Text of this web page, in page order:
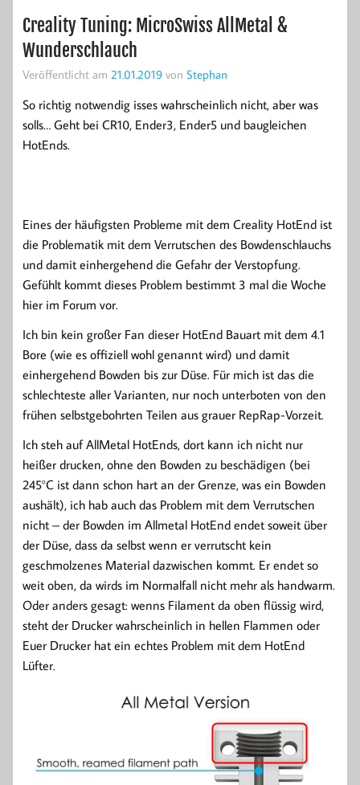
Creality Tuning: MicroSwiss AllMetal &
Wunderschlauch
Veröffentlicht am 21.01.2019 von Stephan
So richtig notwendig isses wahrscheinlich nicht, aber was
solls… Geht bei CR10, Ender3, Ender5 und baugleichen
HotEnds.
Eines der häufigsten Probleme mit dem Creality HotEnd ist
die Problematik mit dem Verrutschen des Bowdenschlauchs
und damit einhergehend die Gefahr der Verstopfung.
Gefühlt kommt dieses Problem bestimmt 3 mal die Woche
hier im Forum vor.
Ich bin kein großer Fan dieser HotEnd Bauart mit dem 4.1
Bore (wie es offiziell wohl genannt wird) und damit
einhergehend Bowden bis zur Düse. Für mich ist das die
schlechteste aller Varianten, nur noch unterboten von den
frühen selbstgebohrten Teilen aus grauer RepRap-Vorzeit.
Ich steh auf AllMetal HotEnds, dort kann ich nicht nur
heißer drucken, ohne den Bowden zu beschädigen (bei
245°C ist dann schon hart an der Grenze, was ein Bowden
aushält), ich hab auch das Problem mit dem Verrutschen
nicht – der Bowden im Allmetal HotEnd endet soweit über
der Düse, dass da selbst wenn er verrutscht kein
geschmolzenes Material dazwischen kommt. Er endet so
weit oben, da wirds im Normalfall nicht mehr als handwarm.
Oder anders gesagt: wenns Filament da oben flüssig wird,
steht der Drucker wahrscheinlich in hellen Flammen oder
Euer Drucker hat ein echtes Problem mit dem HotEnd
Lüfter.